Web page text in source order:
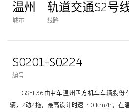
温州
城市
轨道交通S2号
线路
S0201-S0224
编号
GSYE36由中车温州四方机车车辆股
辆，2动2拖，最高设计时速140 km/h，在